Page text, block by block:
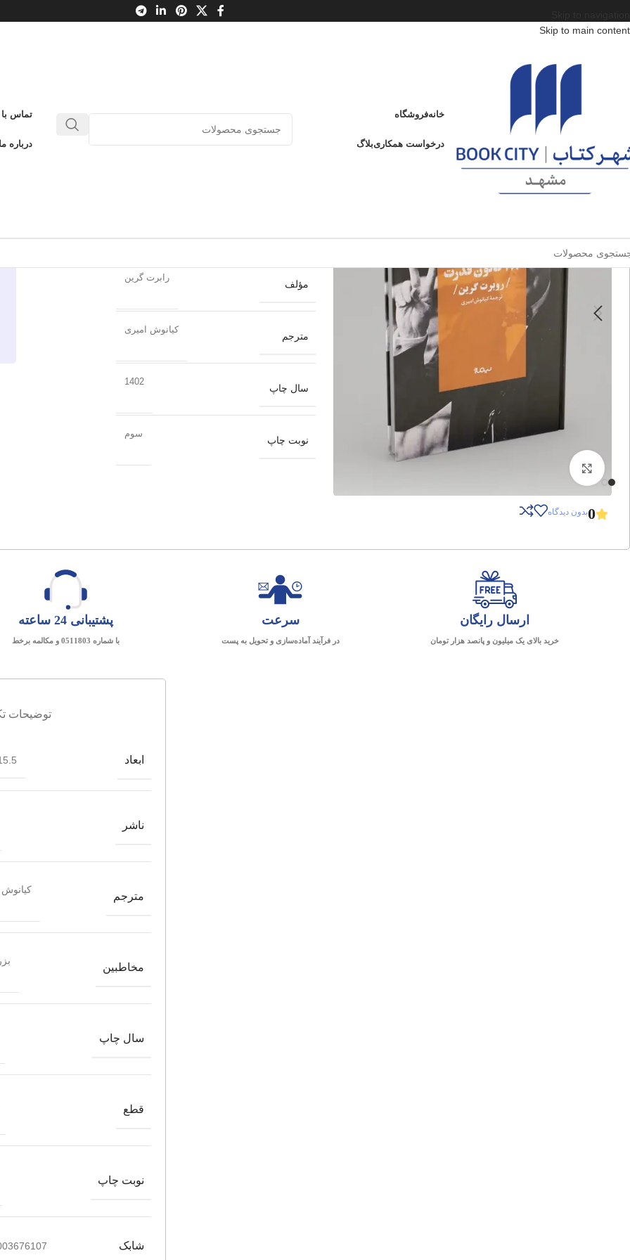
Skip to main content
خانهفروشگاه
درخواست همکاریبلاگ
تماس با
درباره ما
محصولات / کتاب بزرگسال
فروخته شده
0بدون دیدگاه
مؤلف
رابرت گرین
مترجم
کیانوش امیری
سال چاپ
1402
نوبت چاپ
سوم
ارسال رایگان
خرید بالای یک میلیون و پانصد هزار تومان
سرعت
در فرآیند آماده‌سازی و تحویل به پست
پشتیبانی 24 ساعته
با شماره 0511803 و مکالمه برخط
توضیحات
ابعاد
ناشر
مترجم
مخاطبین
سال چاپ
قطع
نوبت چاپ
شابک